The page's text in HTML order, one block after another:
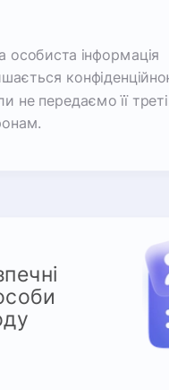
особиста інформація
не передаємо її